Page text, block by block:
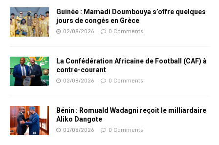
Guinée : Mamadi Doumbouya s’offre quelques
jours de congés en Grèce
02/08/2026 0 Comments
La Confédération Africaine de Football (CAF) à
contre-courant
02/08/2026 0 Comments
Bénin : Romuald Wadagni reçoit le milliardaire
Aliko Dangote
01/08/2026 0 Comments